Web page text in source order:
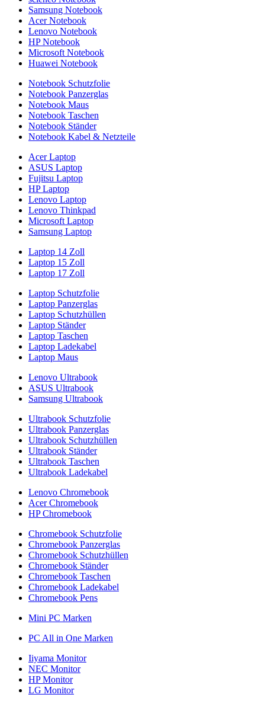
Samsung Notebook
Acer Notebook
Lenovo Notebook
HP Notebook
Microsoft Notebook
Huawei Notebook
Notebook Schutzfolie
Notebook Panzerglas
Notebook Maus
Notebook Taschen
Notebook Ständer
Notebook Kabel & Netzteile
Acer Laptop
ASUS Laptop
Fujitsu Laptop
HP Laptop
Lenovo Laptop
Lenovo Thinkpad
Microsoft Laptop
Samsung Laptop
Laptop 14 Zoll
Laptop 15 Zoll
Laptop 17 Zoll
Laptop Schutzfolie
Laptop Panzerglas
Laptop Schutzhüllen
Laptop Ständer
Laptop Taschen
Laptop Ladekabel
Laptop Maus
Lenovo Ultrabook
ASUS Ultrabook
Samsung Ultrabook
Ultrabook Schutzfolie
Ultrabook Panzerglas
Ultrabook Schutzhüllen
Ultrabook Ständer
Ultrabook Taschen
Ultrabook Ladekabel
Lenovo Chromebook
Acer Chromebook
HP Chromebook
Chromebook Schutzfolie
Chromebook Panzerglas
Chromebook Schutzhüllen
Chromebook Ständer
Chromebook Taschen
Chromebook Ladekabel
Chromebook Pens
Mini PC Marken
PC All in One Marken
Iiyama Monitor
NEC Monitor
HP Monitor
LG Monitor